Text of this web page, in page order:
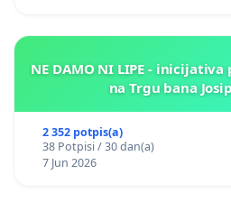
NE DAMO NI LIPE -
na Trgu bana
2 352 potpis(a)
38 Potpisi / 30 dan(a)
7 Jun 2026